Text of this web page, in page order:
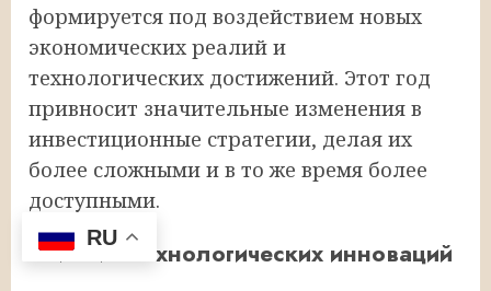
формируется под воздействием новых
экономических реалий и
технологических достижений. Этот год
привносит значительные изменения в
инвестиционные стратегии, делая их
более сложными и в то же время более
доступными.
Влияние технологических инноваций
RU